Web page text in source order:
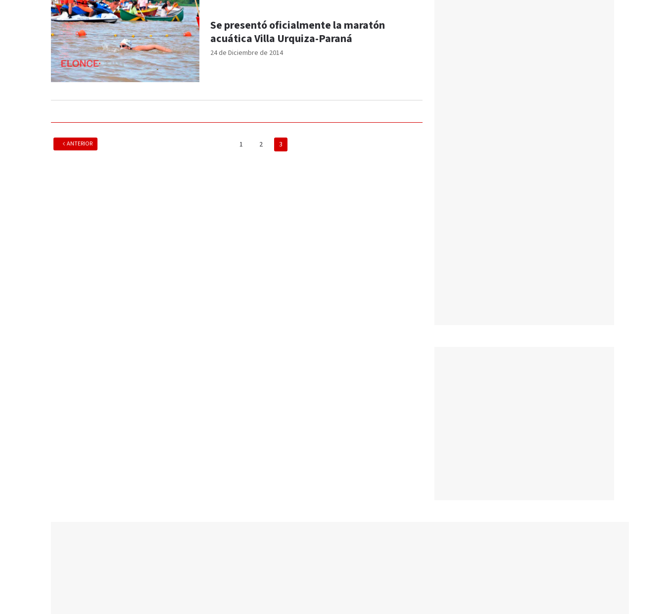
24 de Diciembre de 2014
Se presentó oficialmente la maratón
acuática Villa Urquiza-Paraná
ANTERIOR 1 2 3